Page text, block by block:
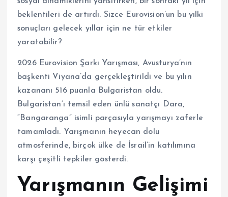
beklentileri de artırdı. Sizce Eurovision’un bu yılki
sonuçları gelecek yıllar için ne tür etkiler
yaratabilir?
2026 Eurovision Şarkı Yarışması, Avusturya’nın
başkenti Viyana’da gerçekleştirildi ve bu yılın
kazananı 516 puanla Bulgaristan oldu.
Bulgaristan’ı temsil eden ünlü sanatçı Dara,
“Bangaranga” isimli parçasıyla yarışmayı zaferle
tamamladı. Yarışmanın heyecan dolu
atmosferinde, birçok ülke de İsrail’in katılımına
karşı çeşitli tepkiler gösterdi.
Yarışmanın Gelişimi